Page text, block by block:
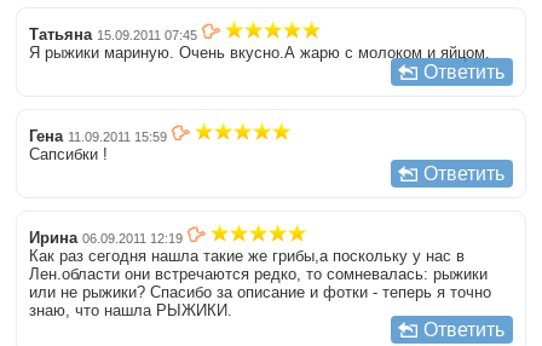
Татьяна 15.09.2011 07:45
Я рыжики мариную. Очень вкусно.А жарю с молоком и яйцом.
Ответить
Гена 11.09.2011 15:59
Сапсибки !
Ответить
Ирина 06.09.2011 12:19
Как раз сегодня нашла такие же грибы,а поскольку у нас в
Лен.области они встречаются редко, то сомневалась: рыжики
или не рыжики? Спасибо за описание и фотки - теперь я точно
знаю, что нашла РЫЖИКИ.
Ответить